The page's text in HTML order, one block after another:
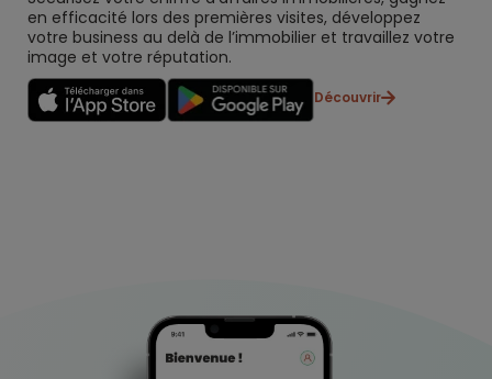
en efficacité lors des premières visites, développez
votre business au delà de l’immobilier et travaillez votre
image et votre réputation.
Découvrir